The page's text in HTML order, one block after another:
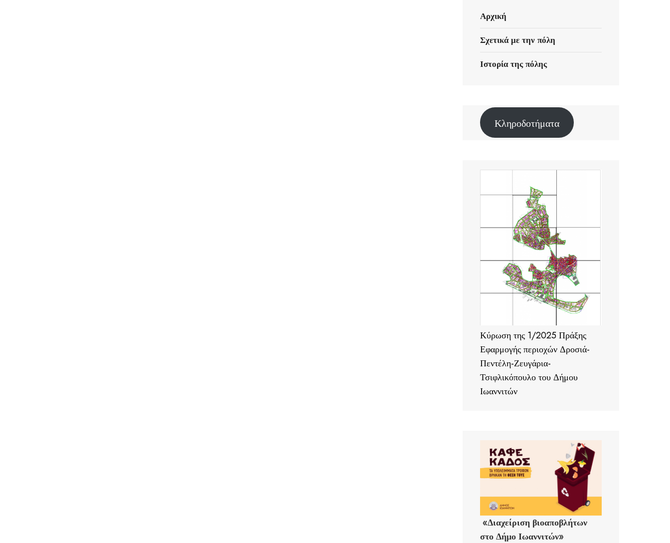
Αρχική
Σχετικά με την πόλη
Ιστορία της πόλης
Κληροδοτήματα
Κύρωση της 1/2025 Πράξης
Εφαρμογής περιοχών Δροσιά-
Πεντέλη-Ζευγάρια-
Τσιφλικόπουλο του Δήμου
Ιωαννιτών
«Διαχείριση βιοαποβλήτων
στο Δήμο Ιωαννιτών»